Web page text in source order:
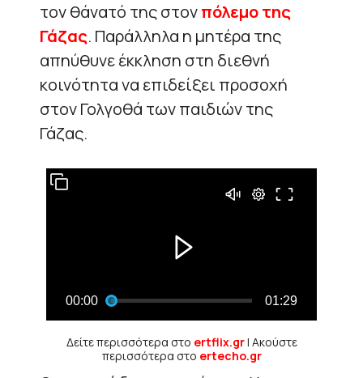
τον θάνατό της στονπόλεμο της
Γάζας. Παράλληλα η μητέρα της
απηύθυνε έκκληση στη διεθνή
κοινότητα να επιδείξει προσοχή
στον Γολγοθά των παιδιών της
Γάζας.
Δείτε περισσότερα στο ertflix.gr| Ακούστε
περισσότερα στο ertecho.gr